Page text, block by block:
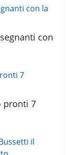
con
pronti 7